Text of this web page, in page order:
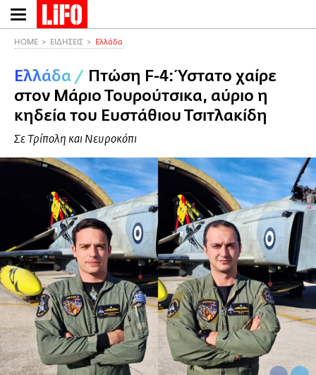
Παράκαμψη
προς
περιεχόμενο
HOME ΕΙΔΗΣΕΙΣ Ελλάδα
Ελλάδα / Πτώση F-4: Ύστατο χαίρε
στον Μάριο Τουρούτσικα, αύριο η
κηδεία του Ευστάθιου Τσιτλακίδη
Σε Τρίπολη και Νευροκόπι